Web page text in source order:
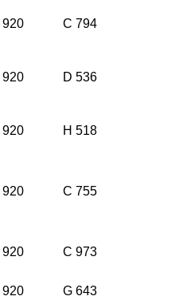
920 C 794
920 D 536
920 H 518
920 C 755
920 C 973
920
G 643